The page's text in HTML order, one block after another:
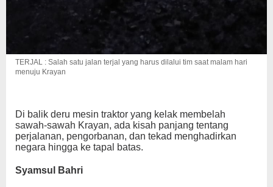
TERJAL : Salah satu jalan terjal yang harus dilalui tim saat malam hari
menuju Krayan
Di balik deru mesin traktor yang kelak membelah
sawah-sawah Krayan, ada kisah panjang tentang
perjalanan, pengorbanan, dan tekad menghadirkan
negara hingga ke tapal batas.
Syamsul Bahri